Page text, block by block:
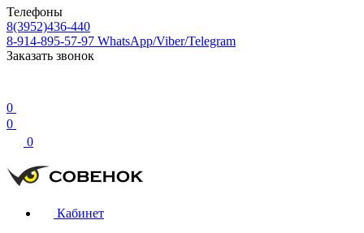
Телефоны
8(3952)436-440
8-914-895-57-97 WhatsApp/Viber/Telegram
Заказать звонок
0
0
0
Кабинет